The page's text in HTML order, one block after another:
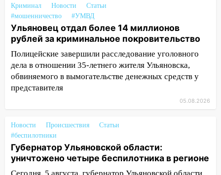
06:10
Двое мигрантов изнасиловали 13-
летнюю девочку в центре Ульяновска
06:00
Мертвеца выкопали, посадили в
мешок и попытались утопить в Волге
05:30 Астрологи назвали самый
опасный день августа: что ждет каждый
знак 5 августа
капремонт школы в посёлке Налейка
22:33 Прокуратура проверяет
спортивные объекты в Старой Майне
Криминал Новости
Статьи
#мошенничество
#УМВД
Ульяновец отдал более 14 миллионов
рублей за криминальное покровительство
Полицейские завершили расследование уголовного
дела в отношении 35-летнего жителя Ульяновска,
обвиняемого в вымогательстве денежных средств у
представителя
05.08.2026
Новости Происшествия
Статьи
#беспилотники
Губернатор Ульяновской области:
уничтожено четыре беспилотника в регионе